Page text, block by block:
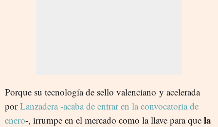
Porque su tecnología de sello valenciano y acelerada
porLanzadera -acaba de entrar en la convocatoria de
enero-, irrumpe en el mercado como la llave para que la